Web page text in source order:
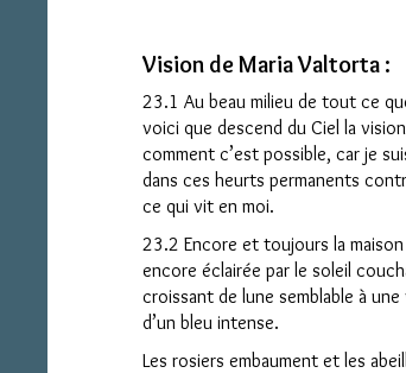
Vision de Maria Valtorta :
23.1 Au beau milieu de tout ce
voici que descend du Ciel la
comment c’est possible, car je
dans ces heurts permanents
ce qui vit en moi.
23.2 Encore et toujours la maison
encore éclairée par le soleil
croissant de lune semblable à
d’un bleu intense.
Les rosiers embaument et les